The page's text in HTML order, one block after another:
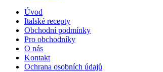
Úvod
Italské recepty
Obchodní podmínky
Pro obchodníky
O nás
Kontakt
Ochrana osobních údajů